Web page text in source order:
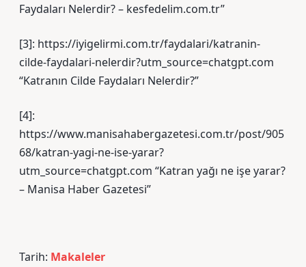
Faydaları Nelerdir? – kesfedelim.com.tr”
[3]: https://iyigelirmi.com.tr/faydalari/katranin-
cilde-faydalari-nelerdir?utm_source=chatgpt.com
“Katranın Cilde Faydaları Nelerdir?”
[4]:
https://www.manisahabergazetesi.com.tr/post/905
68/katran-yagi-ne-ise-yarar?
utm_source=chatgpt.com “Katran yağı ne işe yarar?
– Manisa Haber Gazetesi”
Tarih: Makaleler